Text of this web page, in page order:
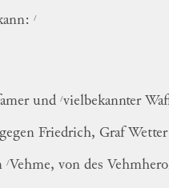
/
und /vielbekannter
Friedrich, Graf
/Vehme, von des